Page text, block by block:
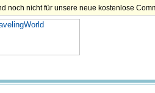
noch nicht für unsere neue kostenlose